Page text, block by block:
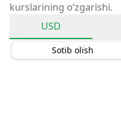
kurslarining o‘zgarishi.
USD
Sotib olish